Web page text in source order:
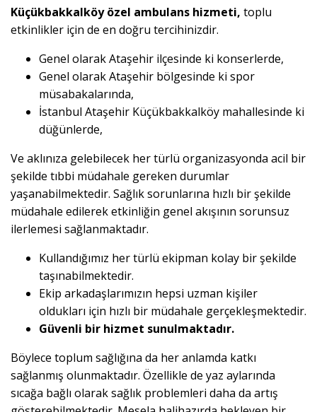
Küçükbakkalköy özel ambulans hizmeti, toplu
etkinlikler için de en doğru tercihinizdir.
Genel olarak Ataşehir ilçesinde ki konserlerde,
Genel olarak Ataşehir bölgesinde ki spor
müsabakalarında,
İstanbul Ataşehir Küçükbakkalköy mahallesinde ki
düğünlerde,
Ve aklınıza gelebilecek her türlü organizasyonda acil bir
şekilde tıbbi müdahale gereken durumlar
yaşanabilmektedir. Sağlık sorunlarına hızlı bir şekilde
müdahale edilerek etkinliğin genel akışının sorunsuz
ilerlemesi sağlanmaktadır.
Kullandığımız her türlü ekipman kolay bir şekilde
taşınabilmektedir.
Ekip arkadaşlarımızın hepsi uzman kişiler
oldukları için hızlı bir müdahale gerçekleşmektedir.
Güvenli bir hizmet sunulmaktadır.
Böylece toplum sağlığına da her anlamda katkı
sağlanmış olunmaktadır. Özellikle de yaz aylarında
sıcağa bağlı olarak sağlık problemleri daha da artış